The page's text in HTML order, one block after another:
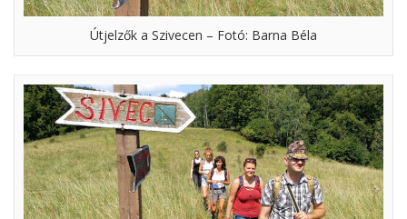
Útjelzők a Szivecen – Fotó: Barna Béla